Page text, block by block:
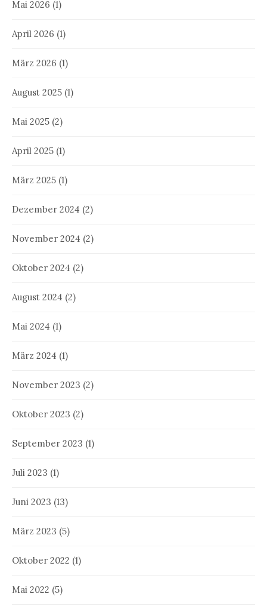
Mai 2026 (1)
April 2026 (1)
März 2026 (1)
August 2025 (1)
Mai 2025 (2)
April 2025 (1)
März 2025 (1)
Dezember 2024 (2)
November 2024 (2)
Oktober 2024 (2)
August 2024 (2)
Mai 2024 (1)
März 2024 (1)
November 2023 (2)
Oktober 2023 (2)
September 2023 (1)
Juli 2023 (1)
Juni 2023 (13)
März 2023 (5)
Oktober 2022 (1)
Mai 2022 (5)